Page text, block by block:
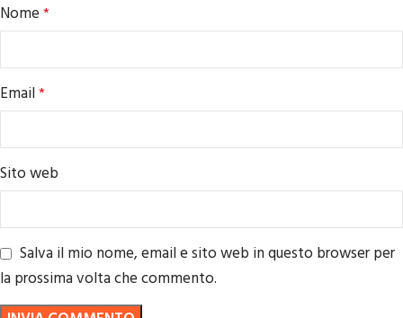
Nome*
Email*
Sito web
Salva il mio nome, email e sito web in questo browser per
la prossima volta che commento.